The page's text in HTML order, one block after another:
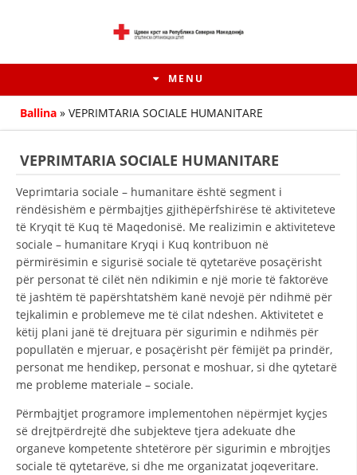
MENU
HISTORIA E LËVIZJES
HISTORIA E KRYQIT TË KUQ
STRUKTURA E ORGANIZATËS
KONTAKT INFORMACIONE
ANËTARËSIMI NË STRUKTURAT PROFESIONALE
Ballina » VEPRIMTARIA SOCIALE HUMANITARE
VEPRIMTARIA SOCIALE HUMANITARE
Veprimtaria sociale – humanitare është segment i
rëndësishëm e përmbajtjes gjithëpërfshirëse të aktiviteteve
të Kryqit të Kuq të Maqedonisë. Me realizimin e aktiviteteve
sociale – humanitare Kryqi i Kuq kontribuon në
përmirësimin e sigurisë sociale të qytetarëve posaçërisht
për personat të cilët nën ndikimin e një morie të faktorëve
të jashtëm të papërshtatshëm kanë nevojë për ndihmë për
tejkalimin e problemeve me të cilat ndeshen. Aktivitetet e
këtij plani janë të drejtuara për sigurimin e ndihmës për
popullatën e mjeruar, e posaçërisht për fëmijët pa prindër,
personat me hendikep, personat e moshuar, si dhe qytetarë
me probleme materiale – sociale.
Përmbajtjet programore implementohen nëpërmjet kyçjes
së drejtpërdrejtë dhe subjekteve tjera adekuate dhe
organeve kompetente shtetërore për sigurimin e mbrojtjes
sociale të qytetarëve, si dhe me organizatat joqeveritare.